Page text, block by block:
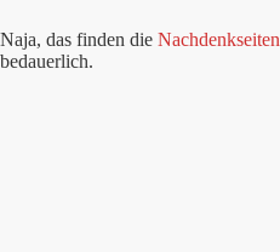
Naja, das finden die Nachdenkseiten
bedauerlich.